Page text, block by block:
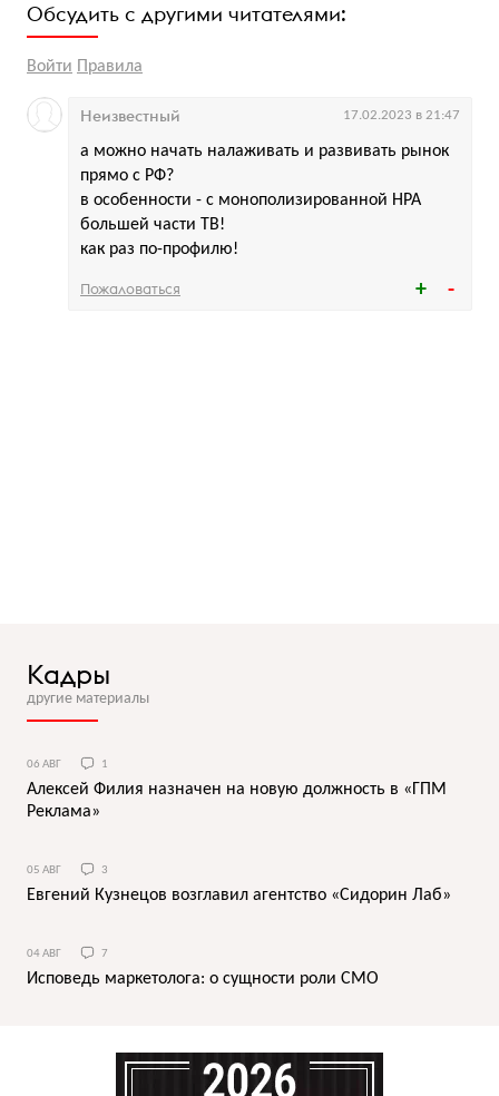
Обсудить с другими читателями:
Войти Правила
а можно начать налаживать и развивать рынок
прямо с РФ?
в особенности - с монополизированной НРА
большей части ТВ!
как раз по-профилю!
Неизвестный 17.02.2023 в 21:47
Пожаловаться
Кадры
другие материалы
06 АВГ 1
Алексей Филия назначен на новую должность в «ГПМ
Реклама»
05 АВГ 3
Евгений Кузнецов возглавил агентство «Сидорин Лаб»
04 АВГ 7
Исповедь маркетолога: о сущности роли СМО